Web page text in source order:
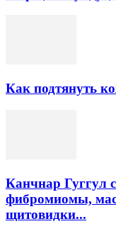
Как подтянуть
Канчнар Гуггул
фибромиомы,
щитовидки...